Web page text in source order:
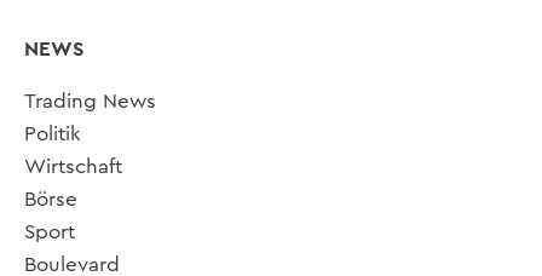
NEWS
Trading News
Politik
Wirtschaft
Börse
Sport
Boulevard